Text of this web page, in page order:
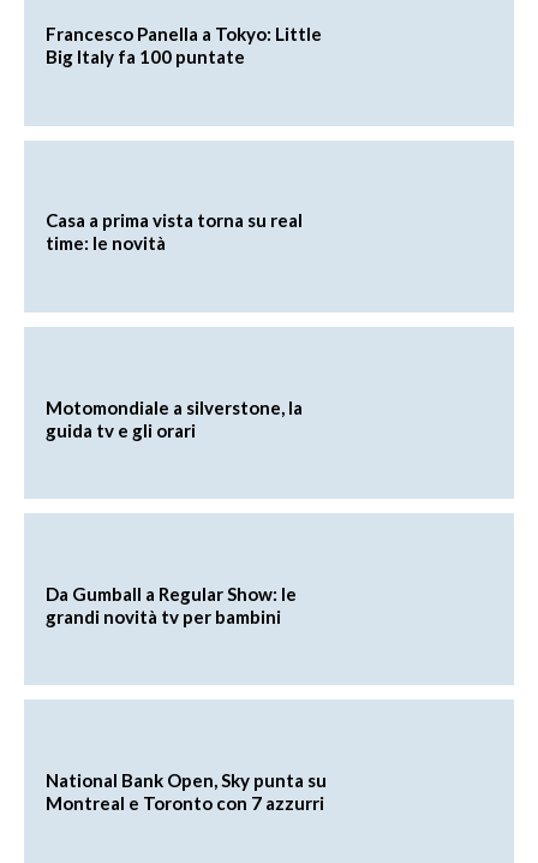
Francesco Panella a Tokyo: Little
Big Italy fa 100 puntate
Casa a prima vista torna su real
time: le novità
Motomondiale a silverstone, la
guida tv e gli orari
Da Gumball a Regular Show: le
grandi novità tv per bambini
National Bank Open, Sky punta su
Montreal e Toronto con 7 azzurri